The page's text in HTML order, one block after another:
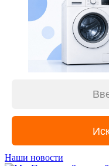
Наши новости